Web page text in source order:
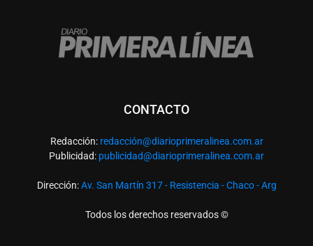
CONTACTO
Redacción: redacción@diarioprimeralinea.com.ar
Publicidad: publicidad@diarioprimeralinea.com.ar
Dirección:Av. San Martín 317 - Resistencia - Chaco - Arg
Todos los derechos reservados ©